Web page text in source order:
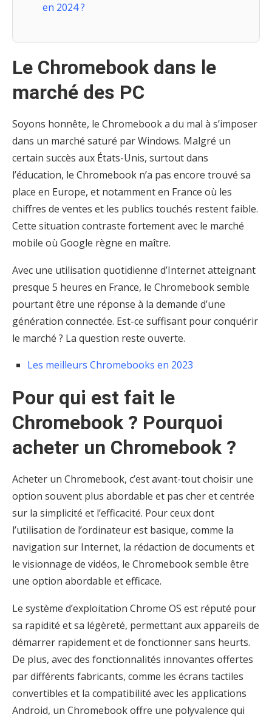
en 2024 ?
Le Chromebook dans le
marché des PC
Soyons honnête, le Chromebook a du mal à s’imposer
dans un marché saturé par Windows. Malgré un
certain succès aux États-Unis, surtout dans
l’éducation, le Chromebook n’a pas encore trouvé sa
place en Europe, et notamment en France où les
chiffres de ventes et les publics touchés restent faible.
Cette situation contraste fortement avec le marché
mobile où Google règne en maître.
Avec une utilisation quotidienne d’Internet atteignant
presque 5 heures en France, le Chromebook semble
pourtant être une réponse à la demande d’une
génération connectée. Est-ce suffisant pour conquérir
le marché ? La question reste ouverte.
Les meilleurs Chromebooks en 2023
Pour qui est fait le
Chromebook ? Pourquoi
acheter un Chromebook ?
Acheter un Chromebook, c’est avant-tout choisir une
option souvent plus abordable et pas cher et centrée
sur la simplicité et l’efficacité. Pour ceux dont
l’utilisation de l’ordinateur est basique, comme la
navigation sur Internet, la rédaction de documents et
le visionnage de vidéos, le Chromebook semble être
une option abordable et efficace.
Le système d’exploitation Chrome OS est réputé pour
sa rapidité et sa légèreté, permettant aux appareils de
démarrer rapidement et de fonctionner sans heurts.
De plus, avec des fonctionnalités innovantes offertes
par différents fabricants, comme les écrans tactiles
convertibles et la compatibilité avec les applications
Android, un Chromebook offre une polyvalence qui